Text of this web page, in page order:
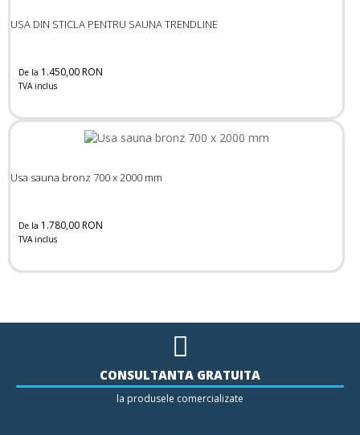
USA DIN STICLA PENTRU SAUNA TRENDLINE
De la 1.450,00 RON
TVA inclus
Usa sauna bronz 700 x 2000 mm
De la 1.780,00 RON
TVA inclus
CONSULTANTA GRATUITA
la produsele comercializate